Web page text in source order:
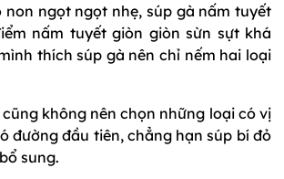
non ngọt ngọt nhẹ, súp gà nấm tuyết
nấm tuyết giòn giòn sừn sựt khá
thích súp gà nên chỉ nếm hai loại
không nên chọn những loại có vị
đường đầu tiên, chẳng hạn súp bí đỏ
sung.